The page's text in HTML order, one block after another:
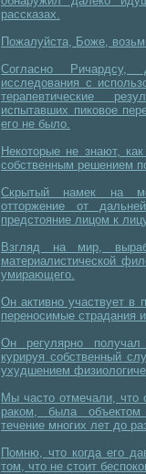
рассказах.
Пожалуйста, Боже,
Согласно Ричардсу,
исследования с
терапевтические
испытавших пиковое
его не было.
Некоторые не знают,
собственным решением
Скрытый намек на
отторжение от
предстояние лицом к
Взгляд на мир,
материалистической
умирающего.
Он активно участвует в
переносимые страдания
Он регулярно получал
курируя собственный
ухудшением
Мы часто отмечали, что
раком, была
течение многих лет до
Помню, что когда его
том, что не стоит